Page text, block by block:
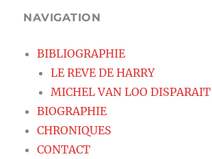
NAVIGATION
BIBLIOGRAPHIE
LE REVE DE HARRY
MICHEL VAN LOO DISPARAIT
BIOGRAPHIE
CHRONIQUES
CONTACT